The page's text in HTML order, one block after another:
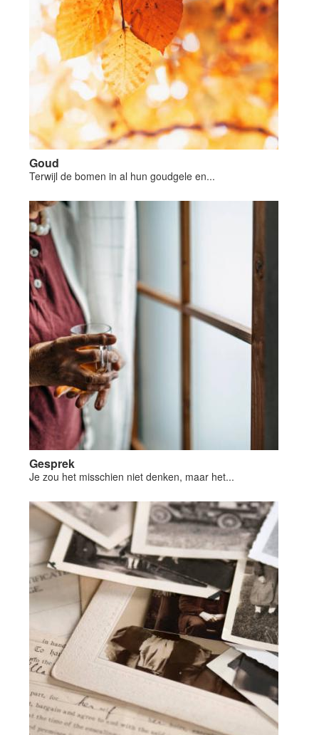
Goud
Terwijl de bomen in al hun goudgele en...
Gesprek
Je zou het misschien niet denken, maar het...